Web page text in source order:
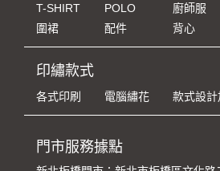
T-SHIRT POLO 廚師服
圍裙
配件 背心
印繡款式
各式印刷 電腦繡花 款式設計
門市服務據點